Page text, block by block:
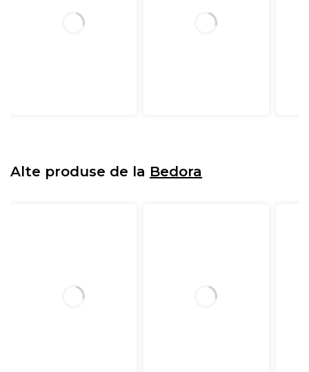
Alte produse de la Bedora